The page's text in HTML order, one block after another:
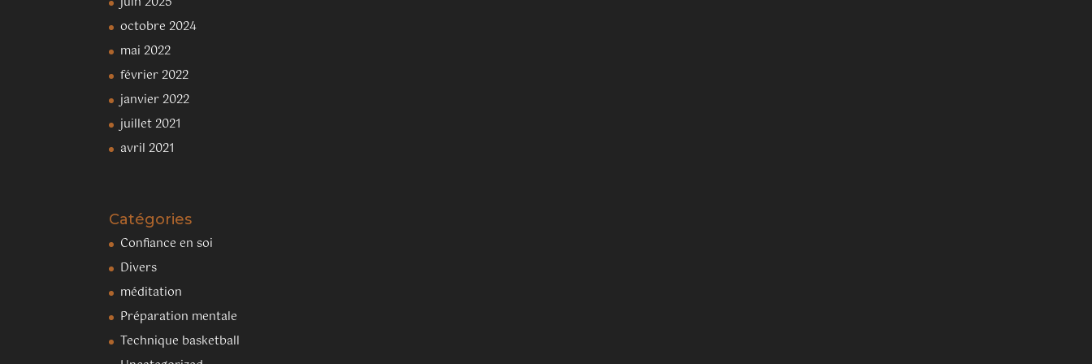
octobre 2024
mai 2022
février 2022
janvier 2022
juillet 2021
avril 2021
Catégories
Confiance en soi
Divers
méditation
Préparation mentale
Technique basketball